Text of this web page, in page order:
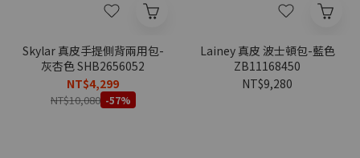
Skylar 真皮手提側背兩用包-
灰杏色 SHB2656052
NT$4,299
NT$10,080 -57%
Lainey 真皮 波士頓包-藍色
ZB11168450
NT$9,280